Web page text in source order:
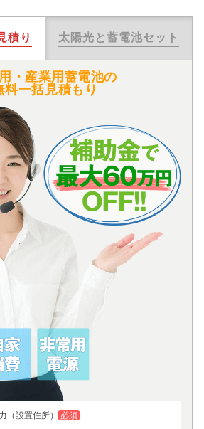
積り 太陽光と蓄電池セット
・産業用蓄電池の
料一括見積もり
（設置住所） 必須